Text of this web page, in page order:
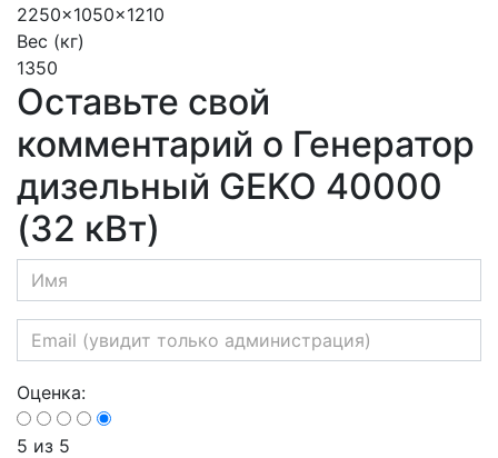
2250x1050x1210
Вес (кг)
1350
Оставьте свой
комментарий о Генератор
дизельный GEKO 40000
(32 кВт)
Оценка:
5 из 5